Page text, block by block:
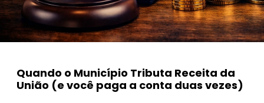
Quando o Município Tributa Receita da
União (e você paga a conta duas vezes)